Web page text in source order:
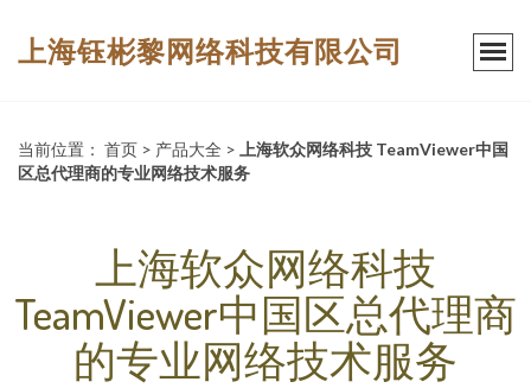
上海钰彬黎网络科技有限公司
当前位置： 首页 > 产品大全 >
上海软众网络科技 TeamViewer中国
区总代理商的专业网络技术服务
上海软众网络科技
TeamViewer中国区总代理商
的专业网络技术服务